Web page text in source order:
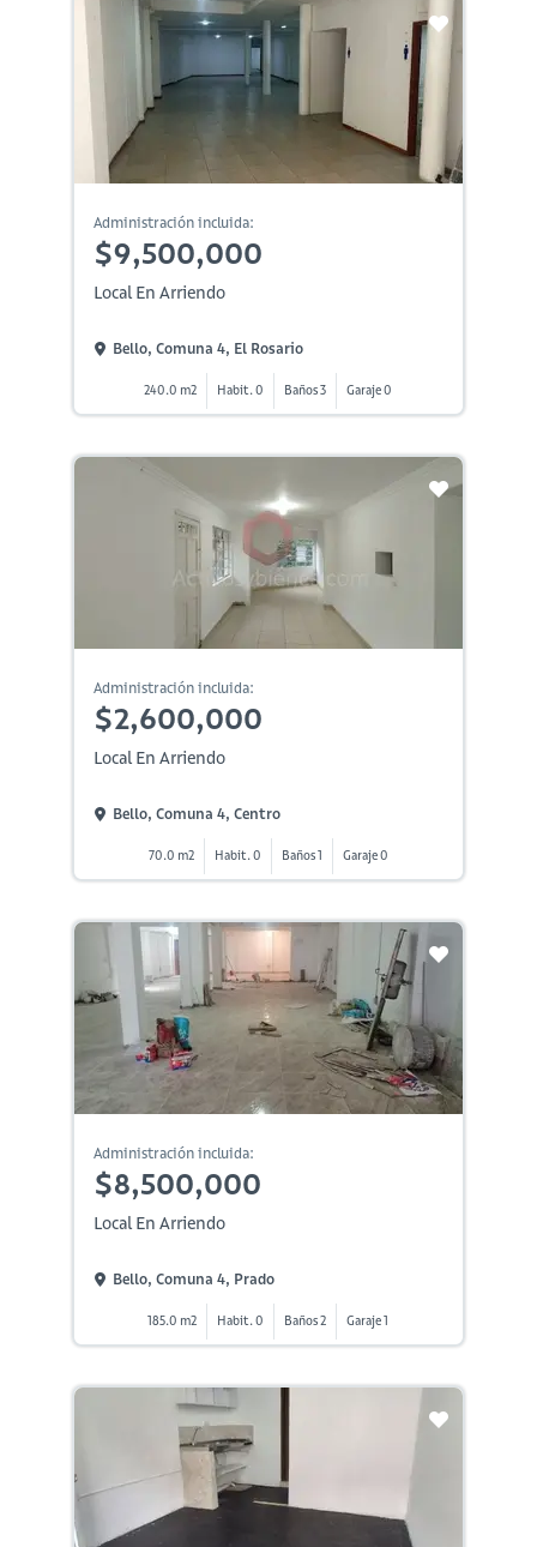
Administración incluida:
$9,500,000
Local En Arriendo
Bello, Comuna 4, El Rosario
240.0 m2 Habit. 0 Baños 3 Garaje 0
Administración incluida:
$2,600,000
Local En Arriendo
Bello, Comuna 4, Centro
70.0 m2 Habit. 0 Baños 1 Garaje 0
Administración incluida:
$8,500,000
Local En Arriendo
Bello, Comuna 4, Prado
185.0 m2 Habit. 0 Baños 2 Garaje 1